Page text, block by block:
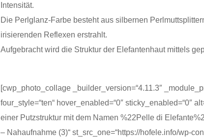
Intensität.
Die Perlglanz-Farbe besteht aus silbernen
irisierenden Reflexen erstrahlt.
Aufgebracht wird die Struktur der Elefantenhaut mittels
[cwp_photo_collage _builder_version=“4.11.3″
four_style=“ten“ hover_enabled=“0″ sticky_enabled=“0″
einer Putzstruktur mit dem Namen %22Pelle di
– Nahaufnahme (3)“ st_src_one=“https://hofele.info/wp-